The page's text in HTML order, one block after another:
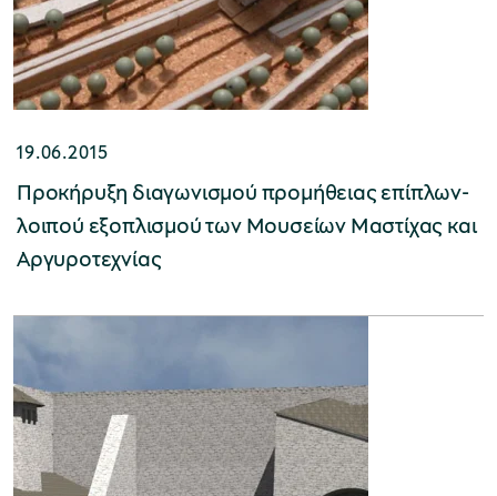
19.06.2015
Προκήρυξη διαγωνισμού προμήθειας επίπλων-
λοιπού εξοπλισμού των Μουσείων Μαστίχας και
Αργυροτεχνίας​